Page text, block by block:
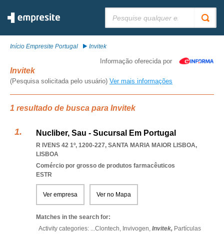
Início Empresite Portugal Invitek
Informação oferecida por
Invitek
(Pesquisa solicitada pelo usuário) Ver mais informações
1 resultado de busca para Invitek
Nucliber, Sau - Sucursal Em Portugal
R IVENS 42 1º, 1200-227, SANTA MARIA MAIOR LISBOA,
LISBOA
Comércio por grosso de produtos farmacêuticos
ESTR
Ver empresa Ver no Mapa
Matches in the search for:
Activity categories: ...Clontech, Invivogen, Invitek, Partículas